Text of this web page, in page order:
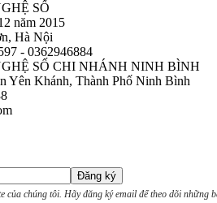
SỐ
năm 2015
Hà Nội
- 0362946884
SỐ CHI NHÁNH NINH BÌNH
Yên Khánh, Thành Phố Ninh Bình
của chúng tôi. Hãy đăng ký email để theo dõi những